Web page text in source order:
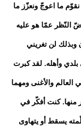
ما اعوجّ ونعزّز ما
النّظر عمّا هو عليه
وبذلك لن تغريني
وأهله. لقد كبرت
والأغنى ومهما
منها. كنت أفكّر في
يسقط أو يتهاوى